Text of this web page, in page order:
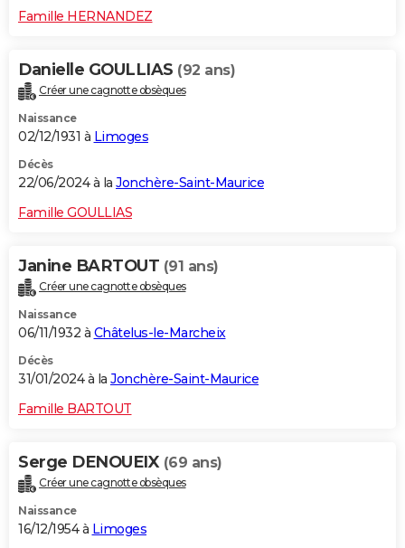
Famille HERNANDEZ
Danielle GOULLIAS (92 ans)
Créer une cagnotte obsèques
Naissance
02/12/1931 à Limoges
Décès
22/06/2024 à la Jonchère-Saint-Maurice
Famille GOULLIAS
Janine BARTOUT (91 ans)
Créer une cagnotte obsèques
Naissance
06/11/1932 à Châtelus-le-Marcheix
Décès
31/01/2024 à la Jonchère-Saint-Maurice
Famille BARTOUT
Serge DENOUEIX (69 ans)
Créer une cagnotte obsèques
Naissance
16/12/1954 à Limoges